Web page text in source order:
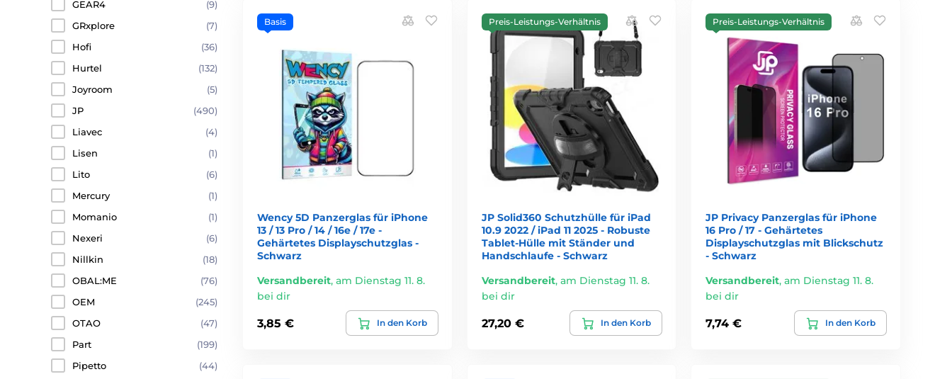
GEAR4
(9)
GRxplore
(7)
Hofi
(36)
Hurtel
(132)
Joyroom
(5)
JP
(490)
Liavec
(4)
Lisen
(1)
Lito
(6)
Mercury
(1)
Momanio
(1)
Nexeri
(6)
Nillkin
(18)
OBAL:ME
(76)
OEM
(245)
OTAO
(47)
Part
(199)
Pipetto
(44)
Basis
Wency 5D Panzerglas für iPhone
13 / 13 Pro / 14 / 16e / 17e -
Gehärtetes Displayschutzglas -
Schwarz
Versandbereit, am Dienstag 11. 8.
bei dir
3,85 € In den Korb
Preis-Leistungs-Verhältnis
JP Solid360 Schutzhülle für iPad
10.9 2022 / iPad 11 2025 - Robuste
Tablet-Hülle mit Ständer und
Handschlaufe - Schwarz
Versandbereit, am Dienstag 11. 8.
bei dir
27,20 € In den Korb
Preis-Leistungs-Verhältnis
JP Privacy Panzerglas für iPhone
16 Pro / 17 - Gehärtetes
Displayschutzglas mit Blickschutz
- Schwarz
Versandbereit,am Dienstag 11. 8.
bei dir
7,74 € In den Korb